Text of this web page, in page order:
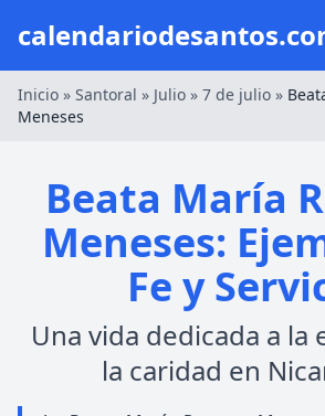
Inicio » Santoral » Julio » 7 de julio »
Meneses
Beata María
Meneses:
Fe y
Una vida dedicada a la
la caridad en